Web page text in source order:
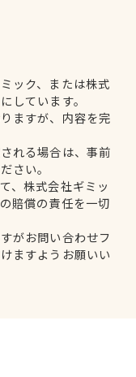
ック、または株式
しています。
ますが、内容を完
れる場合は、事前
さい。
、株式会社ギミッ
賠償の責任を一切
がお問い合わせフ
ますようお願いい